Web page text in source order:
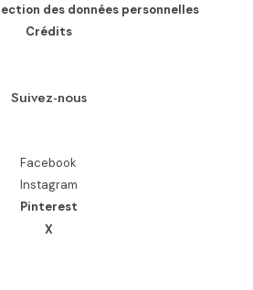
des données personnelles
Crédits
Suivez-nous
Facebook
Instagram
Pinterest
X